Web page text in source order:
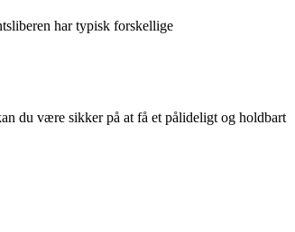
har typisk forskellige
du være sikker på at få et pålideligt og holdbart